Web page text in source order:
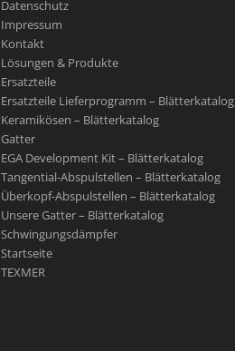
Datenschutz
Impressum
Kontakt
Lösungen & Produkte
Ersatzteile
Ersatzteile Lieferprogramm – Blätterkatalog
Keramikösen – Blätterkatalog
Gatter
EGA Development Kit – Blätterkatalog
Tangential-Abspulstellen – Blätterkatalog
Überkopf-Abspulstellen – Blätterkatalog
Unsere Gatter – Blätterkatalog
Schwingungsdämpfer
Startseite
TEXMER